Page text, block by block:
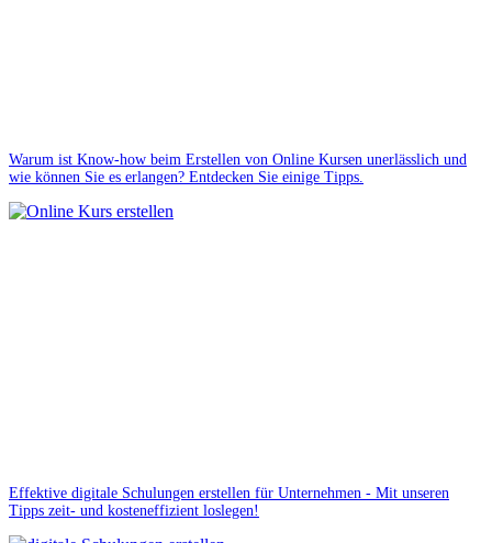
Warum ist Know-how beim Erstellen von Online Kursen unerlässlich und
wie können Sie es erlangen? Entdecken Sie einige Tipps.
Effektive digitale Schulungen erstellen für Unternehmen - Mit unseren
Tipps zeit- und kosteneffizient loslegen!